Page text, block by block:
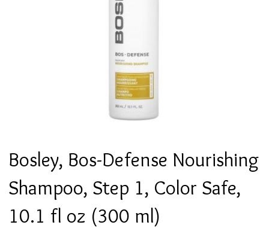
Bosley, Bos-Defense Nourishing
Shampoo, Step 1, Color Safe,
10.1 fl oz (300 ml)